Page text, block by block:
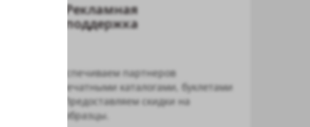
Рекламная
поддержка
Бесплатно обеспечиваем партнеров
рекламными печатными каталогами, буклетами
и образцами. Предоставляем скидки на
выставочные образцы.